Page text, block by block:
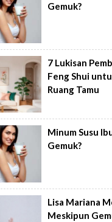
Gemuk?
7 Lukisan
Feng Shui
Ruang Tamu
Minum Susu
Gemuk?
Lisa Mariana
Meskipun